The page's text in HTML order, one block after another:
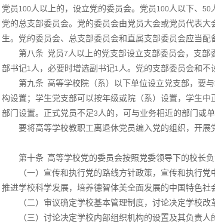
党员 100人以上的，设立党的委员会。党员 100人以下、 50
党的总支部委员会。党的委员会由党员大会或党员代表大
生。党的委员会、总支部委员会和直属支部委员会应当配
第八条 党员7人以上的党支部设立支部委员会，支部
部书记1人，必要时增选副书记1人。党的支部委员会和不
第九条 高等学校院（系）以下单位设立党支部，要
构设置；学生党支部可以按年级或院（系）设置，学生中
部门设置。正式党员不足3人的，可与业务相近的部门或
要将高等学校教职工离退休党员编入党的组织，开展
第十条 高等学校党的委员会按照党委领导下的校长
（一）宣传和执行党的路线方针政策，宣传和执行
推进学校科学发展，培养德智体美全面发展的中国特色社
（二）审议确定学校基本管理制度，讨论决定学校
（三）讨论决定学校内部组织机构的设置及其负责